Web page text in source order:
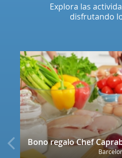
Explora las
disfrutando